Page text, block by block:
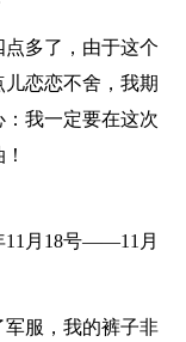
多了，由于这个
恋恋不舍，我期
我一定要在这次
11月18号——11月
服，我的裤子非